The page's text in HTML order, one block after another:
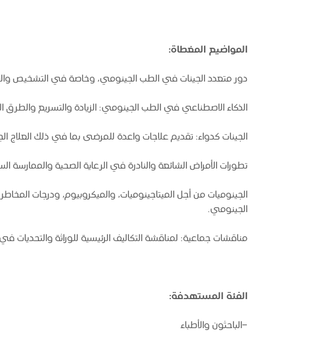
المواضيع المغطاة:
دور متعدد الجينات في الطب الجينومي، وخاصة في التشخيص
الذكاء الاصطناعي في الطب الجينومي: الزيادة والتسريع والطرق
الجينات كدواء: تقديم علاجات واعدة للمرضى بما في ذلك العلاج
تطورات الأمراض الشائعة والنادرة في الرعاية الصحية والممارسة
الجينوميات من أجل الميتاجينوميات، والميكروبيوم، ودرجات
الجينومي.
مناقشات جماعية: لمناقشة التكاليف الرئيسية للوراثة والتحديات
الفئة المستهدفة:
-الباحثون والأطباء